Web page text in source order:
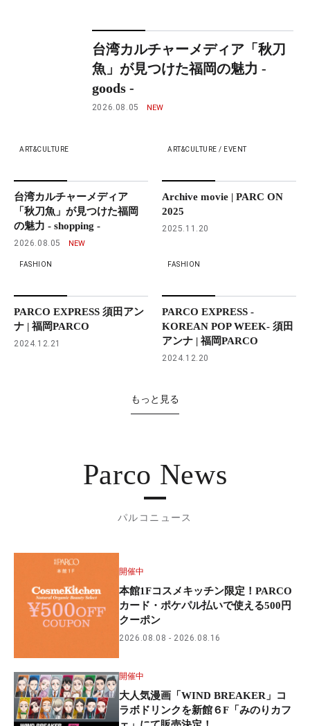
台湾カルチャーメディア「秋刀
魚」が見つけた福岡の魅力 -
goods -
2026.08.05
ART&CULTURE
台湾カルチャーメディア
「秋刀魚」が見つけた福岡
の魅力 - shopping -
2026.08.05
ART&CULTURE / EVENT
Archive movie | PARC ON
2025
2025.11.20
FASHION
PARCO EXPRESS 須田アン
ナ | 福岡PARCO
2024.12.21
FASHION
PARCO EXPRESS -
KOREAN POP WEEK- 須田
アンナ | 福岡PARCO
2024.12.20
もっと見る
Parco News
パルコニュース
開催中
本館1Fコスメキッチン限定！PARCO
カード・ポケパル払いで使える500円
クーポン
2026.08.08 2026.08.16
開催中
大人気漫画「WIND BREAKER」コ
ラボドリンクを新館６F「みのりカフ